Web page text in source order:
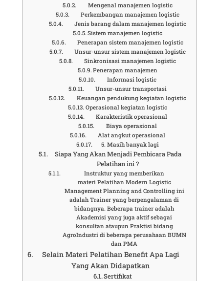
Mengenal manajemen logistic
Perkembangan manajemen logistic
Jenis barang dalam manajemen logistic
Sistem manajemen logistic
Penerapan sistem manajemen logistic
Unsur-unsur sistem manajemen logistic
Sinkronisasi manajemen logistic
Penerapan manajemen
Informasi logistic
Unsur-unsur transportasi
Keuangan pendukung kegiatan logistic
Operasional kegiatan logistic
Karakteristik operasional
Biaya operasional
Alat angkut operasional
5. Masih banyak lagi
Siapa Yang Akan Menjadi Pembicara Pada
Pelatihan ini ?
Instruktur yang memberikan
materi Pelatihan Modern Logistic
Management Planning and Controlling ini
adalah Trainer yang berpengalaman di
bidangnya. Beberapa trainer adalah
Akademisi yang juga aktif sebagai
konsultan ataupun Praktisi bidang
AgroIndustri di beberapa perusahaan BUMN
dan PMA
Selain Materi Pelatihan Benefit Apa Lagi
Yang Akan Didapatkan
Sertifikat